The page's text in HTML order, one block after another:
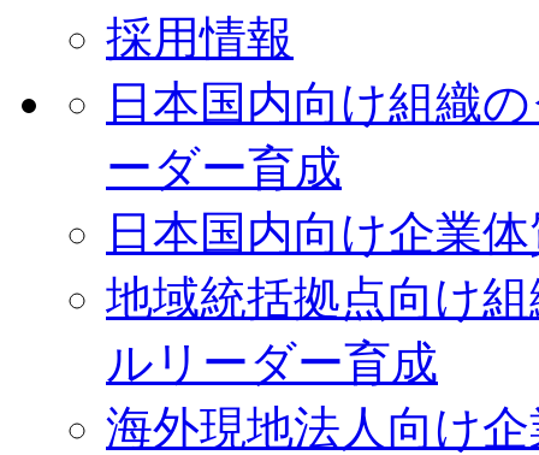
採用情報
日本国内向け組織
ーダー育成
日本国内向け企業
地域統括拠点向け
ルリーダー育成
海外現地法人向け